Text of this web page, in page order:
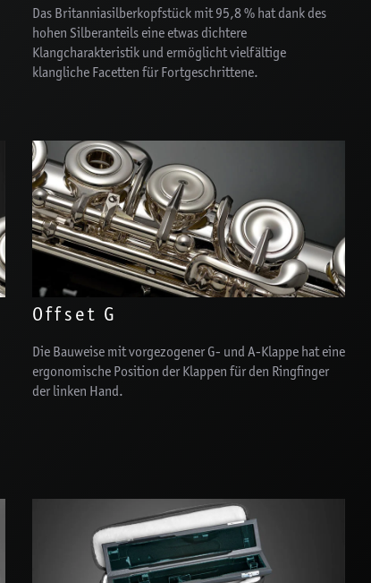
Das Britanniasilberkopfstück mit 95,8 % hat dank des
hohen Silberanteils eine etwas dichtere
Klangcharakteristik und ermöglicht vielfältige
klangliche Facetten für Fortgeschrittene.
Offset G
Die Bauweise mit vorgezogener G- und A-Klappe hat eine
ergonomische Position der Klappen für den Ringfinger
der linken Hand.